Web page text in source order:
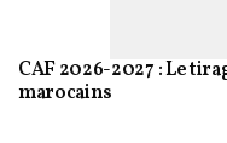
CAF 2026-2027 : Le
marocains